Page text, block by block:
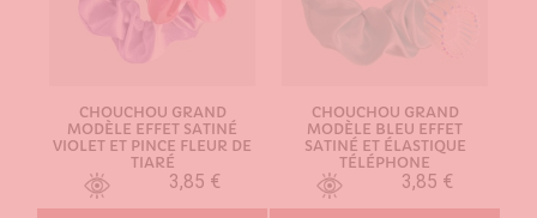
CHOUCHOU GRAND
MODÈLE EFFET SATINÉ
VIOLET ET PINCE FLEUR DE
TIARÉ
3,85 €
CHOUCHOU GRAND
MODÈLE BLEU EFFET
SATINÉ ET ÉLASTIQUE
TÉLÉPHONE
3,85 €